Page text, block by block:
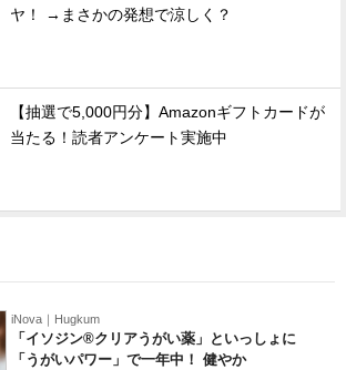
ヤ！ →まさかの発想で涼しく？
【抽選で5,000円分】Amazonギフトカードが
当たる！読者アンケート実施中
iNova｜Hugkum
「イソジン®クリアうがい薬」といっしょに
「うがいパワー」で一年中！ 健やか